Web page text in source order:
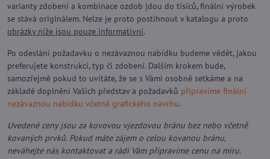
varianty zdobení a kombinace ozdob jdou do tisíců, finální výrobek
se stává originálem. Nelze je proto postihnout v katalogu a proto
obrázky níže jsou pouze informativní.
Po odeslání požadavku o nezávaznou nabídku budeme vědět, jakou
preferujete konstrukci, typ či zdobení. Dalším krokem bude,
samozřejmě pokud to uvítáte, že se s Vámi osobně setkáme a na
základě doplnění Vašich představ a požadavků připravíme finální
nezávaznou nabídku včetně grafického návrhu.
Uvedené ceny jsou za kovovou vjezdovou bránu bez nebo včetně
kovaných prvků. Pokud máte zájem o celou kovanou bránu,
neváhejte nás kontaktovat a rádi Vám připravíme cenu na míru.